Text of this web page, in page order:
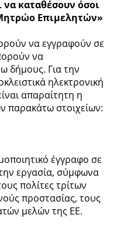
να καταθέσουν όσοι
Επιμελητών»
να εγγραφούν σε
να
δήμους. Για την
ηλεκτρονική
απαραίτητη η
στοιχείων:
έγγραφο σε
εργασία, σύμφωνα
πολίτες τρίτων
προστασίας, τους
μελών της ΕΕ.